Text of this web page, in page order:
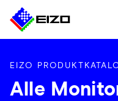
EIZO
Alle